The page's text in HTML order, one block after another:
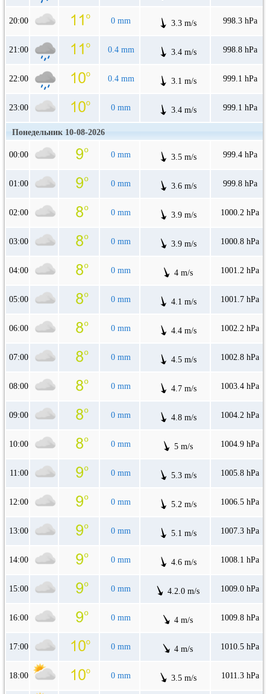
20:00 0 mm 3.3 m/s 998.3 hPa
21:00 0.4 mm 3.4 m/s 998.8 hPa
22:00 0.4 mm 3.1 m/s 999.1 hPa
23:00 0 mm 3.4 m/s 999.1 hPa
Понедельник 10-08-2026
00:00 0 mm 3.5 m/s 999.4 hPa
01:00 0 mm 3.6 m/s 999.8 hPa
02:00 0 mm 3.9 m/s 1000.2 hPa
03:00 0 mm 3.9 m/s 1000.8 hPa
04:00 0 mm 4 m/s 1001.2 hPa
05:00 0 mm 4.1 m/s 1001.7 hPa
06:00 0 mm 4.4 m/s 1002.2 hPa
07:00 0 mm 4.5 m/s 1002.8 hPa
08:00 0 mm 4.7 m/s 1003.4 hPa
09:00 0 mm 4.8 m/s 1004.2 hPa
10:00 0 mm 5 m/s 1004.9 hPa
11:00 0 mm 5.3 m/s 1005.8 hPa
12:00 0 mm 5.2 m/s 1006.5 hPa
13:00 0 mm 5.1 m/s 1007.3 hPa
14:00 0 mm 4.6 m/s 1008.1 hPa
15:00 0 mm 4.2.0 m/s 1009.0 hPa
16:00 0 mm 4 m/s 1009.8 hPa
17:00 0 mm 4 m/s 1010.5 hPa
18:00 0 mm 3.5 m/s 1011.3 hPa